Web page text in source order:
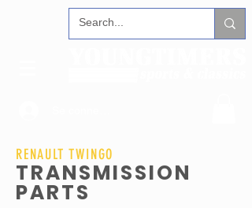
RENAULT TWINGO
TRANSMISSION
PARTS